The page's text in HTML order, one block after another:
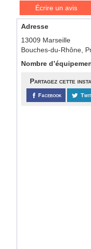
Écrire un avis
Adresse
13009 Marseille
Bouches-du-Rhône,
Nombre
Partagez cette
Facebook